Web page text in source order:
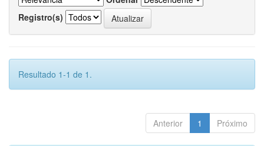
Registro(s)
Resultado 1-1 de 1.
Anterior 1 Próximo